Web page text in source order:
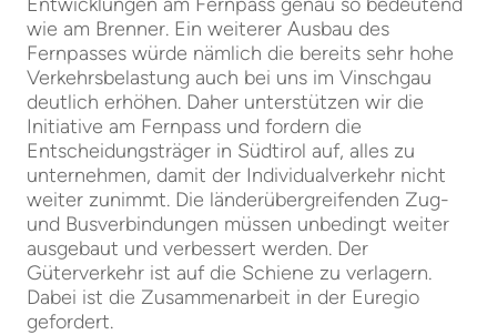
wie am Brenner. Ein weiterer Ausbau des
Fernpasses würde nämlich die bereits sehr hohe
Verkehrsbelastung auch bei uns im Vinschgau
deutlich erhöhen. Daher unterstützen wir die
Initiative am Fernpass und fordern die
Entscheidungsträger in Südtirol auf, alles zu
unternehmen, damit der Individualverkehr nicht
weiter zunimmt. Die länderübergreifenden Zug-
und Busverbindungen müssen unbedingt weiter
ausgebaut und verbessert werden. Der
Güterverkehr ist auf die Schiene zu verlagern.
Dabei ist die Zusammenarbeit in der Euregio
gefordert.